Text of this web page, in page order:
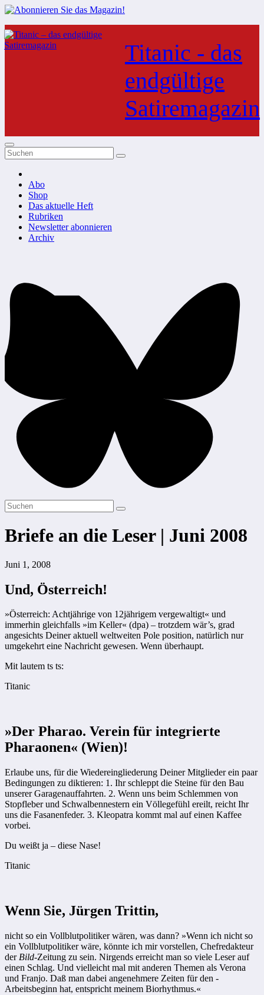
Zum
Inhalt
springen
Titanic - das
endgültige
Satiremagazin
Abo
Shop
Das aktuelle Heft
Rubriken
Newsletter abonnieren
Archiv
Briefe an die Leser | Juni 2008
Juni 1, 2008
Und, Österreich!
»Österreich: Achtjährige von 12jährigem vergewaltigt« und
immerhin gleichfalls »im Keller« (dpa) – trotzdem wär’s, grad
angesichts Deiner ­aktuell weltweiten Pole position, ­na­türlich nur
umgekehrt eine Nachricht gewesen. Wenn überhaupt.
Mit lautem ts ts:
Titanic
»Der Pharao. Verein für integrierte
Pharaonen« (Wien)!
Erlaube uns, für die Wiederein­gliederung Deiner Mitglieder ein ­paar
Bedingungen zu diktieren: 1. Ihr schleppt die Steine für den Bau
unserer Garagenauffahrten. 2. Wenn uns beim Schlemmen von
Stopfleber und Schwalbennestern ein Völlegefühl ereilt, reicht Ihr
uns die Fasanenfeder. 3. Kleopatra kommt mal auf einen Kaffee
vorbei.
Du weißt ja – diese Nase!
Titanic
Wenn Sie, Jürgen Trittin,
nicht so ein Vollblutpolitiker wären, was dann? »Wenn ich nicht so
ein Vollblutpolitiker wäre, könnte ich mir vorstellen, Chefredakteur
der Bild-Zeitung zu sein. Nirgends erreicht man so viele Leser auf
einen Schlag. Und vielleicht mal mit anderen Themen als Verona
und Franjo. Daß man dabei angenehmere Zeiten für den ­
Arbeitsbeginn hat, entspricht mei­nem Biorhythmus.«